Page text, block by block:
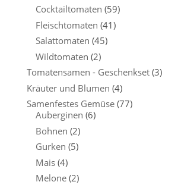
Cocktailtomaten (59)
Fleischtomaten (41)
Salattomaten (45)
Wildtomaten (2)
Tomatensamen - Geschenkset (3)
Kräuter und Blumen (4)
Samenfestes Gemüse (77)
Auberginen (6)
Bohnen (2)
Gurken (5)
Mais (4)
Melone (2)